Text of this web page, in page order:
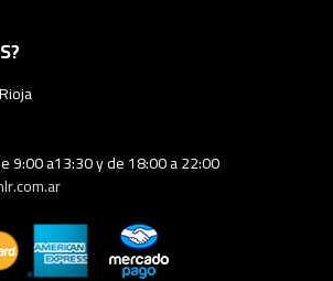
9:00 a13:30 y de 18:00 a 22:00